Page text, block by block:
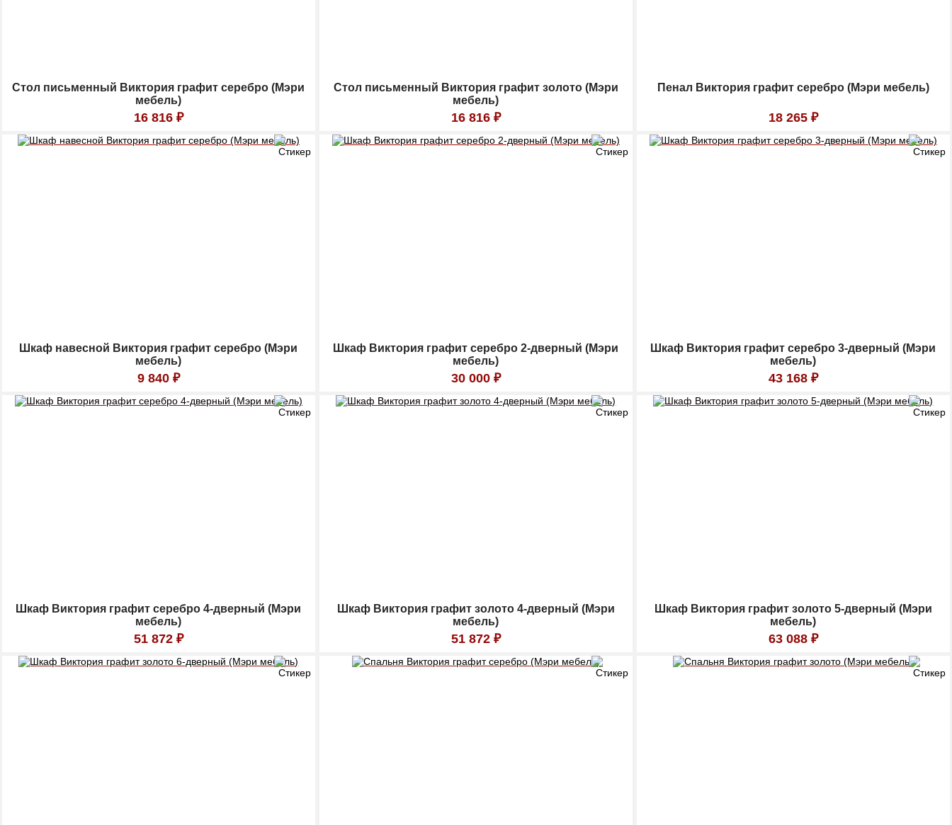
Стол письменный Виктория графит серебро (Мэри
мебель)
16 816 ₽
Стол письменный Виктория графит золото (Мэри
мебель)
16 816 ₽
Пенал Виктория графит серебро (Мэри мебель)
18 265 ₽
Шкаф навесной Виктория графит серебро (Мэри
мебель)
9 840 ₽
Шкаф Виктория графит серебро 2-дверный (Мэри
мебель)
30 000 ₽
Шкаф Виктория графит серебро 3-дверный (Мэри
мебель)
43 168 ₽
Шкаф Виктория графит серебро 4-дверный (Мэри
мебель)
51 872 ₽
Шкаф Виктория графит золото 4-дверный (Мэри
мебель)
51 872 ₽
Шкаф Виктория графит золото 5-дверный (Мэри
мебель)
63 088 ₽